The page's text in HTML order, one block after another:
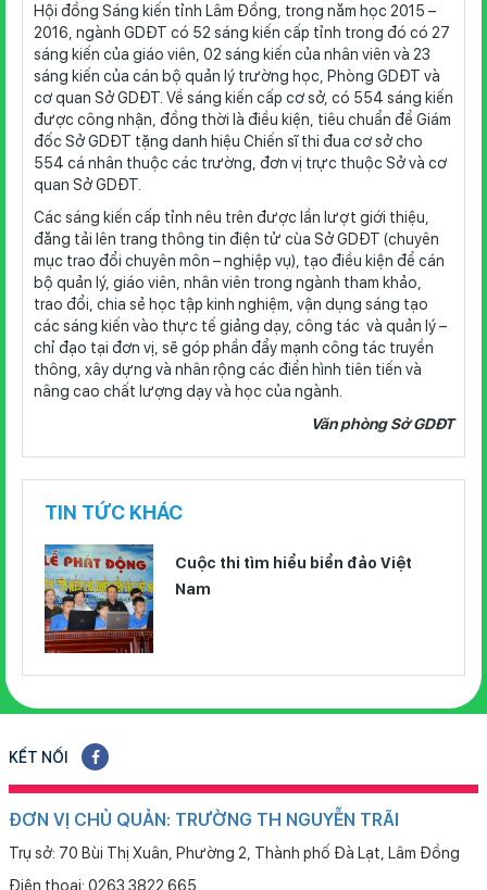
Hội đồng Sáng kiến tỉnh Lâm Đồng, trong năm học 2015 –
2016, ngành GDĐT có 52 sáng kiến cấp tỉnh trong đó có 27
sáng kiến của giáo viên, 02 sáng kiến của nhân viên và 23
sáng kiến của cán bộ quản lý trường học, Phòng GDĐT và
cơ quan Sở GDĐT. Về sáng kiến cấp cơ sở, có 554 sáng kiến
được công nhận, đồng thời là điều kiện, tiêu chuẩn để Giám
đốc Sở GDĐT tặng danh hiệu Chiến sĩ thi đua cơ sở cho
554 cá nhân thuộc các trường, đơn vị trực thuộc Sở và cơ
quan Sở GDĐT.
Các sáng kiến cấp tỉnh nêu trên được lần lượt giới thiệu,
đăng tải lên trang thông tin điện tử cùa Sở GDĐT (chuyên
mục trao đổi chuyên môn – nghiệp vụ), tạo điều kiện để cán
bộ quản lý, giáo viên, nhân viên trong ngành tham khảo,
trao đổi, chia sẻ học tập kinh nghiệm, vận dụng sáng tạo
các sáng kiến vào thực tế giảng dạy, công tác và quản lý –
chỉ đạo tại đơn vị, sẽ góp phần đẩy mạnh công tác truyền
thông, xây dựng và nhân rộng các điển hình tiên tiến và
nâng cao chất lượng dạy và học của ngành.
Văn phòng Sở GDĐT
TIN TỨC KHÁC
Cuộc thi tìm hiểu biển đảo Việt
Nam
KẾT NỐI
ĐƠN VỊ CHỦ QUẢN: TRƯỜNG TH NGUYỄN TRÃI
Trụ sở: 70 Bùi Thị Xuân, Phường 2, Thành phố Đà Lạt, Lâm Đồng
Điện thoại: 0263.3822.665